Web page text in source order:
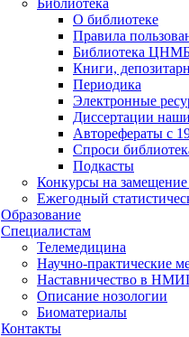
Библиотека
О библиотеке
Правила
Библиотека
Книги,
Периодика
Электронные
Диссертации
Авторефераты с
Спроси
Подкасты
Конкурсы на
Ежегодный
Образование
Специалистам
Телемедицина
Научно-практические
Наставничество в
Описание нозологии
Биоматериалы
Контакты